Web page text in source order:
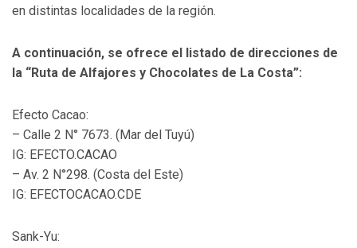
en distintas localidades de la región.
A continuación, se ofrece el listado de direcciones de
la “Ruta de Alfajores y Chocolates de La Costa”:
Efecto Cacao:
– Calle 2 N° 7673. (Mar del Tuyú)
IG: EFECTO.CACAO
– Av. 2 N°298. (Costa del Este)
IG: EFECTOCACAO.CDE
Sank-Yu: